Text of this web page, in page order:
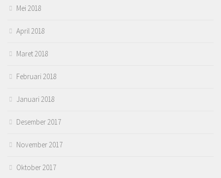
Mei 2018
April 2018
Maret 2018
Februari 2018
Januari 2018
Desember 2017
November 2017
Oktober 2017